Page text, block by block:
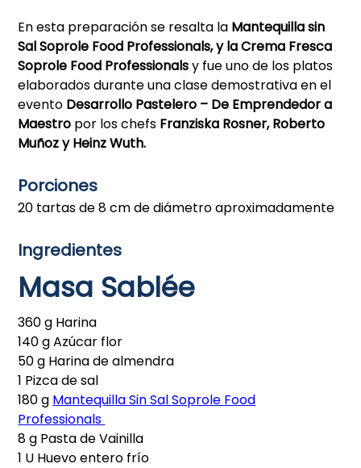
En esta preparación se resalta la Mantequilla sin
Sal Soprole Food Professionals, y la Crema Fresca
Soprole Food Professionalsy fue uno de los platos
elaborados durante una clase demostrativa en el
evento Desarrollo Pastelero – De Emprendedor a
Maestro por los chefs Franziska Rosner, Roberto
Muñoz y Heinz Wuth.
Porciones
20 tartas de 8 cm de diámetro aproximadamente
Ingredientes
Masa Sablée
360 g Harina
140 g Azúcar flor
50 g Harina de almendra
1 Pizca de sal
180 g Mantequilla Sin Sal Soprole Food
Professionals
8 g Pasta de Vainilla
1 U Huevo entero frío